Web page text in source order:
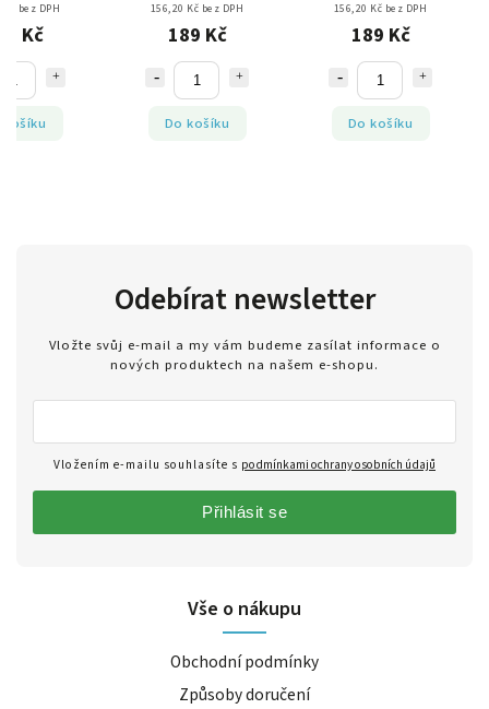
bez DPH
Kč
košíku
156,20 Kč bez DPH
189 Kč
Do košíku
156,20 Kč bez DPH
189 Kč
Do košíku
Vše o nákupu
Obchodní podmínky
Způsoby doručení
Odebírat newsletter
Vložte svůj e-mail a my vám budeme zasílat informace o
nových produktech na našem e-shopu.
Vložením e-mailu souhlasíte s podmínkami ochrany osobních údajů
Přihlásit se